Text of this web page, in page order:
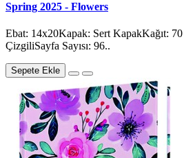
Spring 2025 - Flowers
Ebat: 14x20Kapak: Sert KapakKağıt: 70
ÇizgiliSayfa Sayısı: 96..
Sepete Ekle